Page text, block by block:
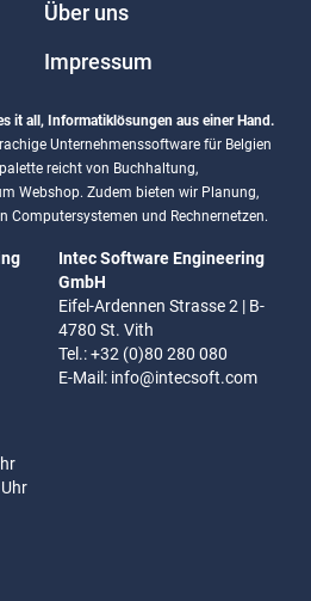
Über uns
Impressum
it all, Informatiklösungen aus einer Hand.
Unternehmenssoftware für Belgien
reicht von Buchhaltung,
Webshop. Zudem bieten wir Planung,
Computersystemen und Rechnernetzen.
Intec Software Engineering
GmbH
Eifel-Ardennen Strasse 2 | B-
4780 St. Vith
Tel.: +32 (0)80 280 080
E-Mail: info@intecsoft.com